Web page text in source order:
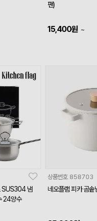
팬)
15,400원 ~
SUS304 냄
24양수
상품번호 858703
네오플램 피카 곰